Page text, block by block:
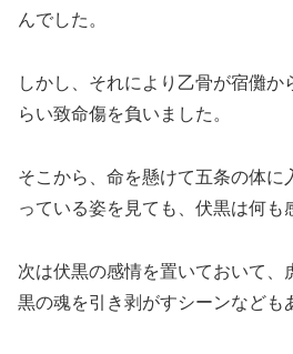
んでした。
しかし、それにより乙骨が宿儺か
らい致命傷を負いました。
そこから、命を懸けて五条の体に
っている姿を見ても、伏黒は何も
次は伏黒の感情を置いておいて、
黒の魂を引き剥がすシーンなども